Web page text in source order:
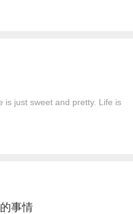
is just sweet and pretty. Life is
事情